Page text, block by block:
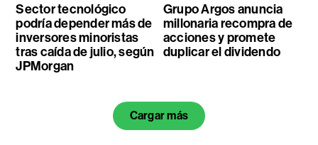
Sector tecnológico
podría depender más de
inversores minoristas
tras caída de julio, según
JPMorgan
Grupo Argos anuncia
millonaria recompra de
acciones y promete
duplicar el dividendo
Cargar más